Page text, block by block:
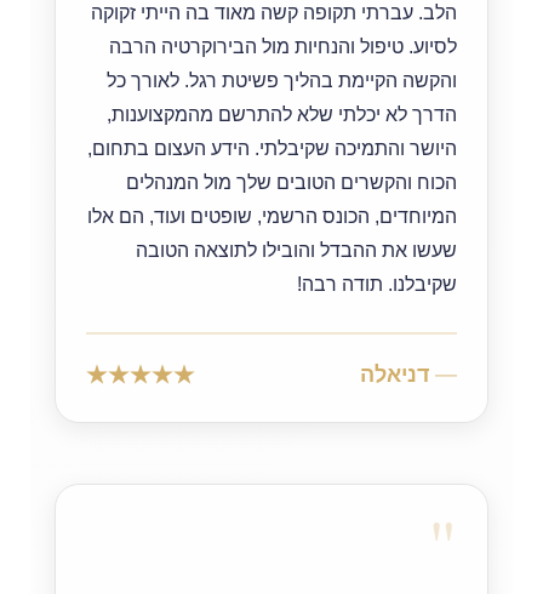
הלב. עברתי תקופה קשה מאוד בה הייתי זקוקה
לסיוע. טיפול והנחיות מול הבירוקרטיה הרבה
והקשה הקיימת בהליך פשיטת רגל. לאורך כל
הדרך לא יכלתי שלא להתרשם מהמקצוענות,
היושר והתמיכה שקיבלתי. הידע העצום בתחום,
הכוח והקשרים הטובים שלך מול המנהלים
המיוחדים, הכונס הרשמי, שופטים ועוד, הם אלו
שעשו את ההבדל והובילו לתוצאה הטובה
שקיבלנו. תודה רבה!
דניאלה
"